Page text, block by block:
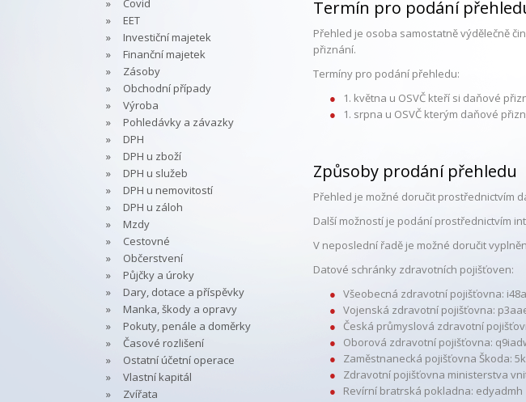
Covid
EET
Investiční majetek
Finanční majetek
Zásoby
Obchodní případy
Výroba
Pohledávky a závazky
DPH
DPH u zboží
DPH u služeb
DPH u nemovitostí
DPH u záloh
Mzdy
Cestovné
Občerstvení
Půjčky a úroky
Dary, dotace a příspěvky
Manka, škody a opravy
Pokuty, penále a doměrky
Časové rozlišení
Ostatní účetní operace
Vlastní kapitál
Zvířata
Termín pro podání
Přehled je osoba samostatně výdělečně
přiznání.
Termíny pro podání přehledu:
1. května u OSVČ kteří si daňové
1. srpna u OSVČ kterým daňové
Způsoby prodání přehledu
Přehled je možné doručit prostřednictvím
Další možností je podání prostřednictvím
V neposlední řadě je možné doručit
Datové schránky zdravotních pojišťoven:
Všeobecná zdravotní pojišťovna:
Vojenská zdravotní pojišťovna:
Česká průmyslová zdravotní
Oborová zdravotní pojišťovna:
Zaměstnanecká pojišťovna Škoda:
Zdravotní pojišťovna ministerstva
Revírní bratrská pokladna: edyadmh